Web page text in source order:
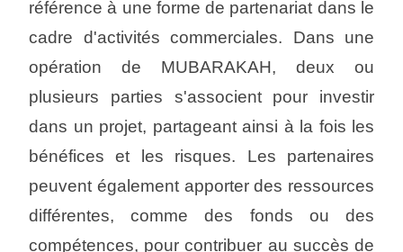
référence à une forme de partenariat dans le
cadre d'activités commerciales. Dans une
opération de MUBARAKAH, deux ou
plusieurs parties s'associent pour investir
dans un projet, partageant ainsi à la fois les
bénéfices et les risques. Les partenaires
peuvent également apporter des ressources
différentes, comme des fonds ou des
compétences, pour contribuer au succès de